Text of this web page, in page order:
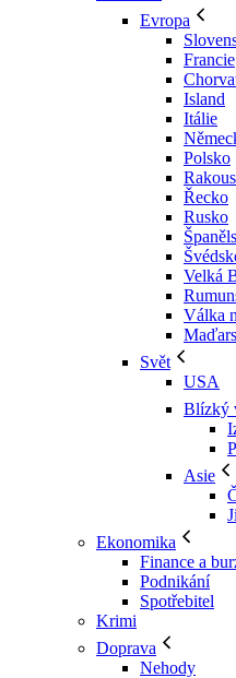
Evropa
Francie
Island
Itálie
Polsko
Řecko
Rusko
Velká
Válka
Svět
USA
Blízký
Asie
Ekonomika
Finance a
Podnikání
Spotřebitel
Krimi
Doprava
Nehody